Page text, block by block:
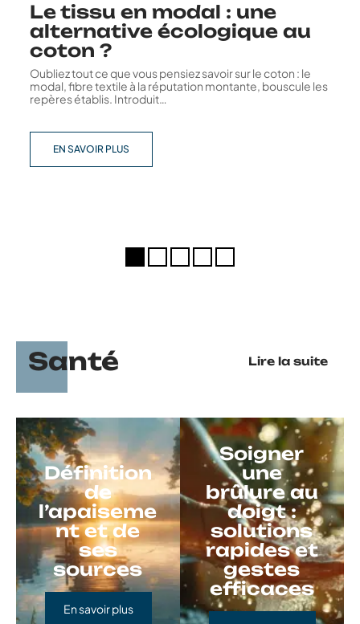
Le tissu en modal : une
alternative écologique au
coton ?
Oubliez tout ce que vous pensiez savoir sur le coton : le
modal, fibre textile à la réputation montante, bouscule les
repères établis. Introduit…
EN SAVOIR PLUS
Santé Lire la suite
Définition
de
l’apaiseme
nt et de
ses
sources
En savoir plus
Soigner
une
brûlure au
doigt :
solutions
rapides et
gestes
efficaces